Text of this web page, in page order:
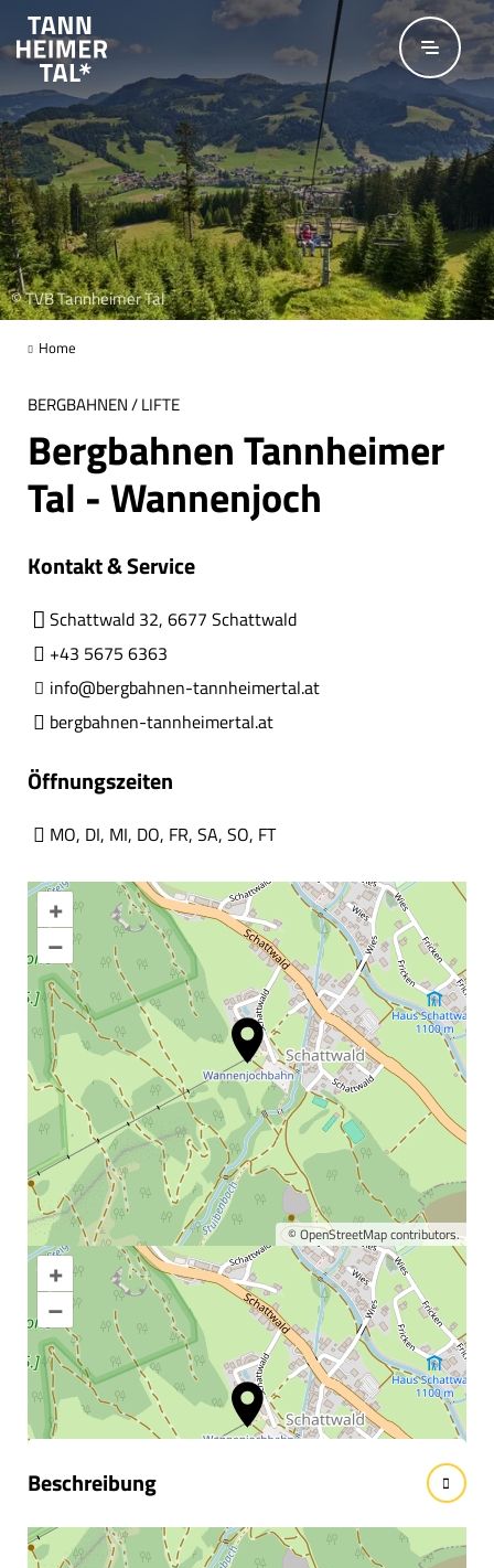
© TVB Tannheimer Tal
Home
BERGBAHNEN / LIFTE
Bergbahnen Tannheimer
Tal - Wannenjoch
Kontakt & Service
Schattwald 32, 6677 Schattwald
+43 5675 6363
info@bergbahnen-tannheimertal.at
bergbahnen-tannheimertal.at
Öffnungszeiten
MO, DI, MI, DO, FR, SA, SO, FT
+
–
©OpenStreetMapcontributors.
+
–
Karte vergrößern
Informationen &
Wissenswertes
Beschreibung
Ski- und Wandergebiet Schattwald - Zöblen